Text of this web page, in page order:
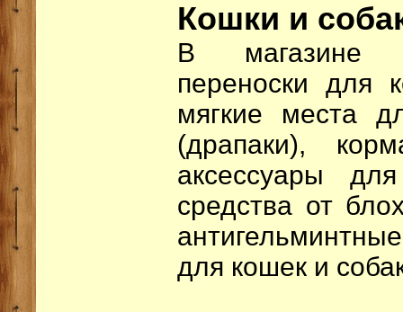
Кошки и
В магазине
переноски для
мягкие места
(драпаки),
аксессуары
средства от
для кошек и